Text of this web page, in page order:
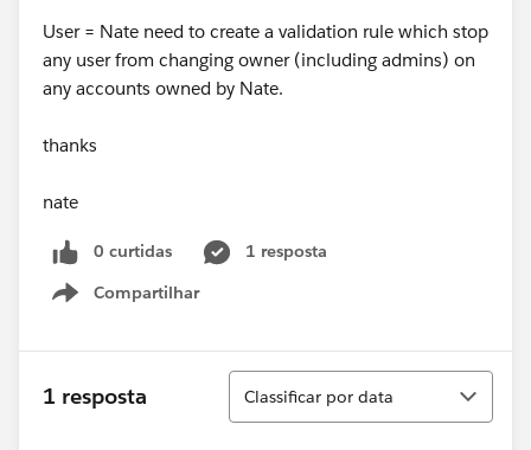
User = Nate need to create a validation rule which stop
any user from changing owner (including admins) on
any accounts owned by Nate.
thanks
nate
0 curtidas
1 resposta
Compartilhar
Show menu
1 resposta
Classificar
Classificar por data